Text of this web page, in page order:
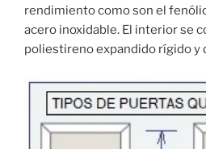
rendimiento como son el
acero inoxidable. El interior se
poliestireno expandido rígido y